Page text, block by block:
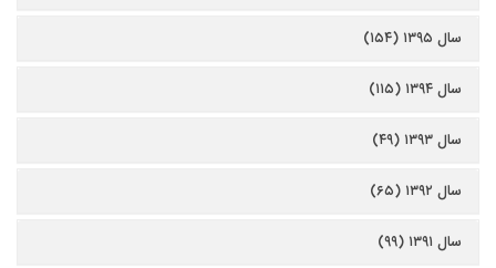
سال ۱۳۹۵ (۱۵۴)
سال ۱۳۹۴ (۱۱۵)
سال ۱۳۹۳ (۴۹)
سال ۱۳۹۲ (۶۵)
سال ۱۳۹۱ (۹۹)